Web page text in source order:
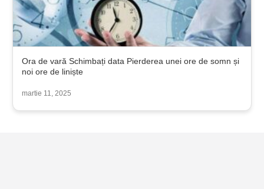
Ora de vară Schimbați data Pierderea unei ore de somn și
noi ore de liniște
martie 11, 2025